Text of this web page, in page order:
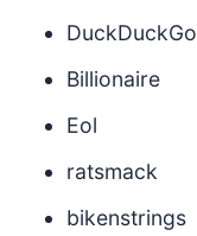
DuckDuckGo
Billionaire
Eol
ratsmack
bikenstrings